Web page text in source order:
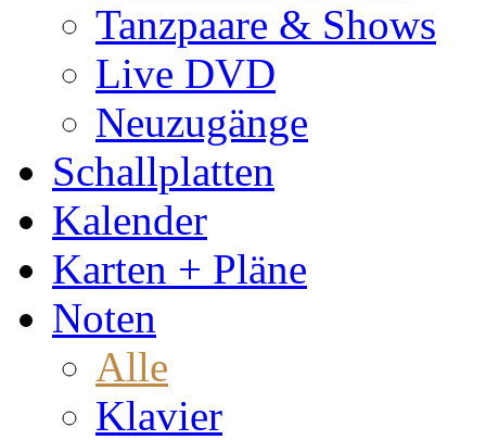
Tanzpaare & Shows
Live DVD
Neuzugänge
Schallplatten
Kalender
Karten + Pläne
Noten
Alle
Klavier